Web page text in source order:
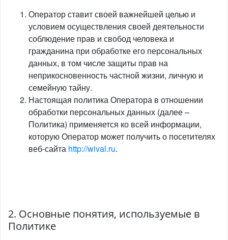
Оператор ставит своей важнейшей целью и
условием осуществления своей деятельности
соблюдение прав и свобод человека и
гражданина при обработке его персональных
данных, в том числе защиты прав на
неприкосновенность частной жизни, личную и
семейную тайну.
Настоящая политика Оператора в отношении
обработки персональных данных (далее –
Политика) применяется ко всей информации,
которую Оператор может получить о посетителях
веб-сайта http://wival.ru.
2. Основные понятия, используемые в
Политике